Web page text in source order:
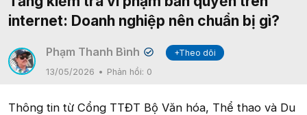
internet: Doanh nghiệp nên chuẩn bị gì?
Phạm Thanh Bình ✔
+Theo dõi
13/05/2026
Phản hồi: 0
Thông tin từ Cổng TTĐT Bộ Văn hóa, Thể thao và Du